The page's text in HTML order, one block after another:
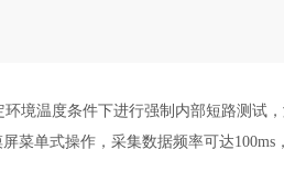
境温度条件下进行强制内部短路测试
菜单式操作，采集数据频率可达